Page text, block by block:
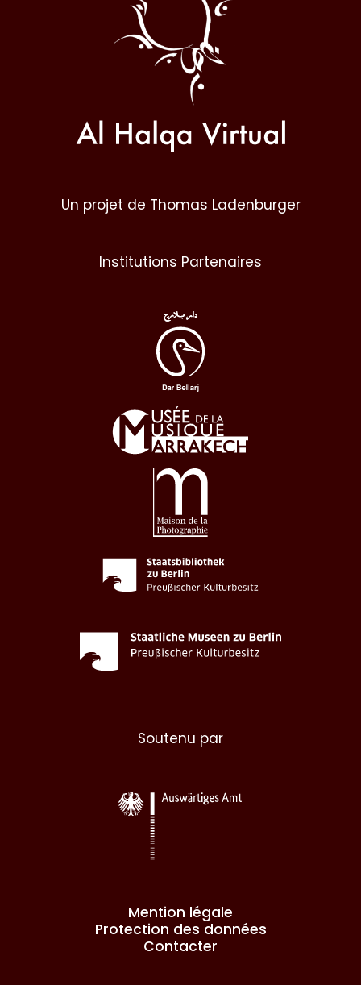
Un projet de Thomas Ladenburger
Institutions Partenaires
Soutenu par
Mention légale
Protection des données
Contacter